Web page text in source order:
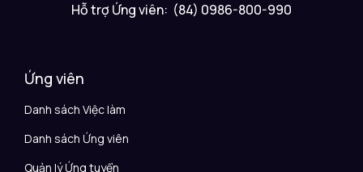
Hỗ trợ Ứng viên: (84) 0986-800-990
Ứng viên
Danh sách Việc làm
Danh sách Ứng viên
Quản lý Ứng tuyển